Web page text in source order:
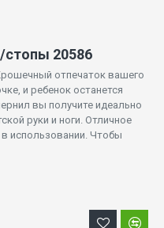
стопы 20586
отпечаток вашего
и ребенок останется
вы получите идеально
руки и ноги. Отличное
использовании. Чтобы